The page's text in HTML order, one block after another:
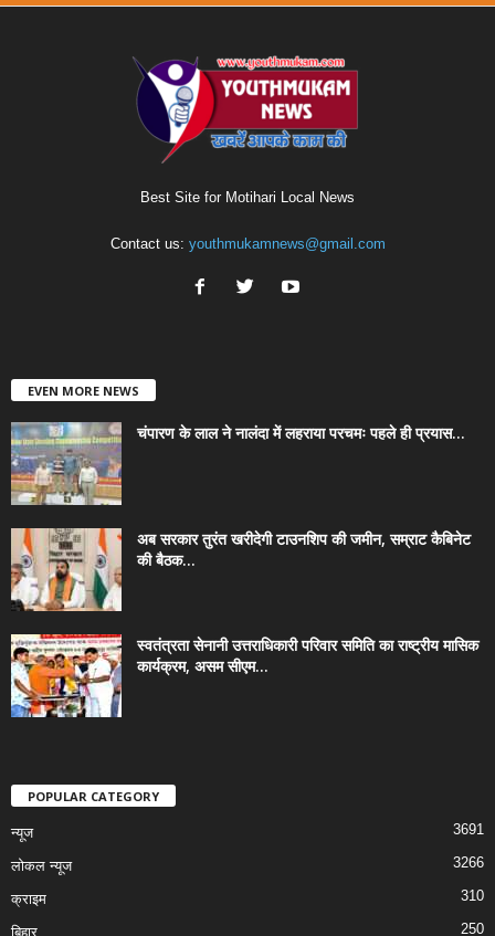
Best Site for Motihari Local News
Contact us: youthmukamnews@gmail.com
EVEN MORE NEWS
चंपारण के लाल ने नालंदा में लहराया परचमः पहले ही प्रयास...
अब सरकार तुरंत खरीदेगी टाउनशिप की जमीन, सम्राट कैबिनेट
की बैठक...
स्वतंत्रता सेनानी उत्तराधिकारी परिवार समिति का राष्ट्रीय मासिक
कार्यक्रम, असम सीएम...
POPULAR CATEGORY
न्यूज 3691
लोकल न्यूज 3266
क्राइम 310
बिहार 250